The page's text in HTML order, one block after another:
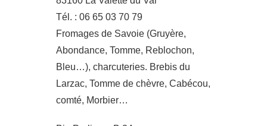
Tél. : 06 65 03 70 79
Fromages de Savoie (Gruyère,
Abondance, Tomme, Reblochon,
Bleu…), charcuteries. Brebis du
Larzac, Tomme de chèvre, Cabécou,
comté, Morbier…